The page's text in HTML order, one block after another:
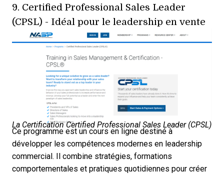
9. Certified Professional Sales Leader
(CPSL) - Idéal pour le leadership en vente
La Certification Certified Professional Sales Leader (CPSL)
Ce programme est un cours en ligne destiné à
développer les compétences modernes en leadership
commercial. Il combine stratégies, formations
comportementales et pratiques quotidiennes pour créer